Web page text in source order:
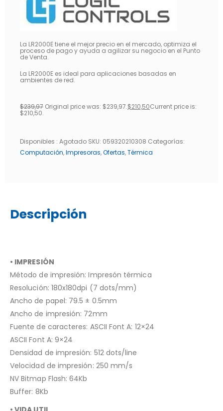
La LR2000E tiene el mejor precio en el mercado, optimiza el
proceso de pago y ayuda a agilizar su negocio en el Punto
de Venta.
La LR2000E es ideal para aplicaciones basadas en
ambientes de red.
$239,97 Original price was: $239,97.$210,50Current price is:
$210,50.
Disponibles : Agotado SKU: 059320210308 Categorías:
Computación,Impresoras,Ofertas,Térmica
Descripción
• IMPRESIÓN
Método de impresión: Impresón térmica
Resolución: 180x180dpi (7 dots/mm)
Ancho de papel: 79.5 ± 0.5mm
Ancho de impresión: 72mm
Fuente de caracteres: ASCII Font A: 12×24
ASCII Font A: 9×24
Densidad de impresión: 512 dots/line
Velocidad de impresión: 250 mm/s
NV Bitmap Flash: 64Kb
Buffer: 8Kb